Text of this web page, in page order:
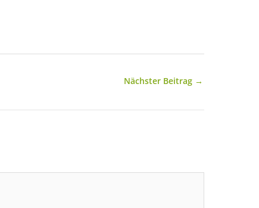
Nächster Beitrag →